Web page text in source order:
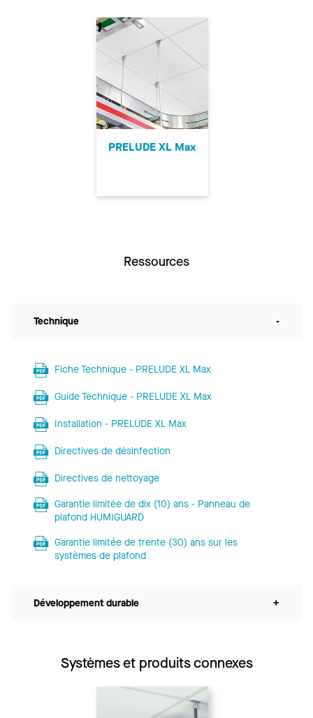
PRELUDE XL Max
Ressources
Technique -
Fiche Technique - PRELUDE XL Max
Guide Technique - PRELUDE XL Max
Installation - PRELUDE XL Max
Directives de désinfection
Directives de nettoyage
Garantie limitée de dix (10) ans - Panneau de
plafond HUMIGUARD
Garantie limitée de trente (30) ans sur les
systèmes de plafond
Développement durable +
Systèmes et produits connexes